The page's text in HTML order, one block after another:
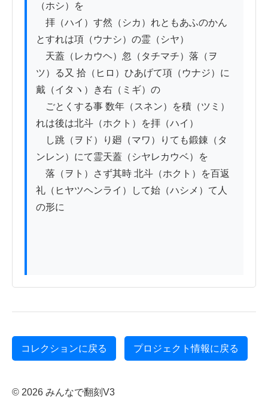
（ホシ）を
拝（ハイ）す然（シカ）れともあふのかん
とすれは項（ウナシ）の霊（シヤ）
天蓋（レカウヘ）忽（タチマチ）落（ヲ
ツ）る又 拾（ヒロ）ひあげて項（ウナジ）に
戴（イタヽ）き右（ミギ）の
ごとくする事 数年（スネン）を積（ツミ）
れは後は北斗（ホクト）を拝（ハイ）
し跳（ヲド）り廻（マワ）りても鍛錬（タ
ンレン）にて霊天蓋（シヤレカウベ）を
落（ヲト）さず其時 北斗（ホクト）を百返
礼（ヒヤツヘンライ）して始（ハシメ）て人
の形に
コレクションに戻る プロジェクト情報に戻る
© 2026 みんなで翻刻V3